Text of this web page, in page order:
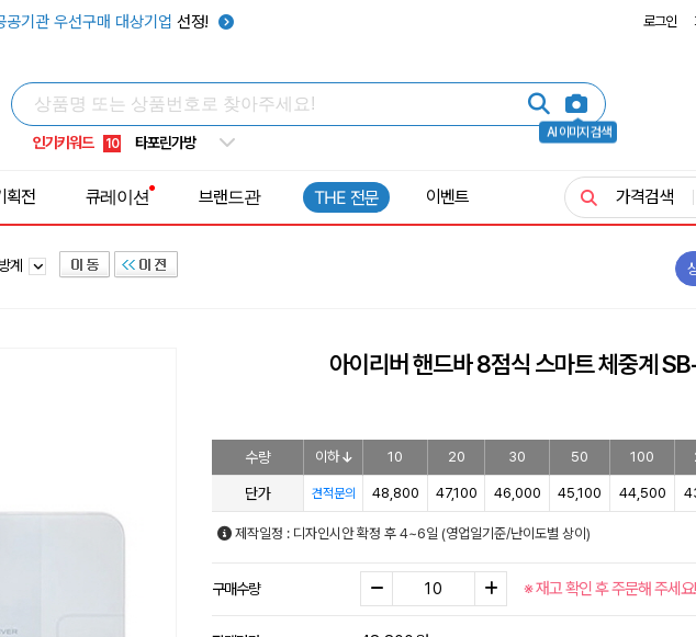
공기관 우선구매 대상기업 선정! 로그인
AI 이미지 검색
인기키워드
6 우산
9 넥쿨러
10 타포린가방
획전 큐레이션 브랜드관 THE 전문 이벤트 가격검색
계
아이리버 핸드바 8점식 스마트 체중계
수량 이하 10 20 30 50 100
단가 견적문의 48,800 47,100 46,000 45,100 44,500
제작일정 : 디자인시안 확정 후 4~6일 (영업일기준/난이도별 상이)
구매수량 ※ 재고 확인 후 주문해 주세요!